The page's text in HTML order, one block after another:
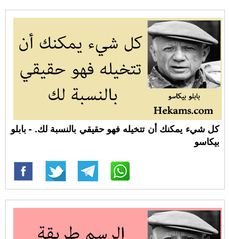
كل شيء يمكنك أن تتخيله فهو حقيقي بالنسبة لك. - بابلو
بيكاسو